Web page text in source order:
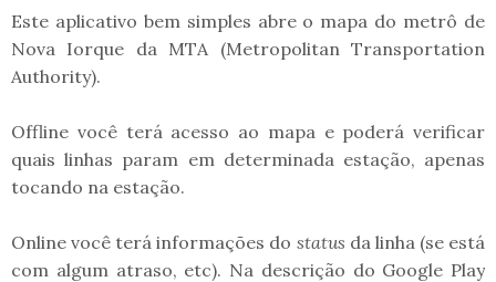
Este aplicativo bem simples abre o mapa do metrô de
Nova Iorque da MTA (Metropolitan Transportation
Authority).
Offline você terá acesso ao mapa e poderá verificar
quais linhas param em determinada estação, apenas
tocando na estação.
Online você terá informações do status da linha (se está
com algum atraso, etc). Na descrição do Google Play